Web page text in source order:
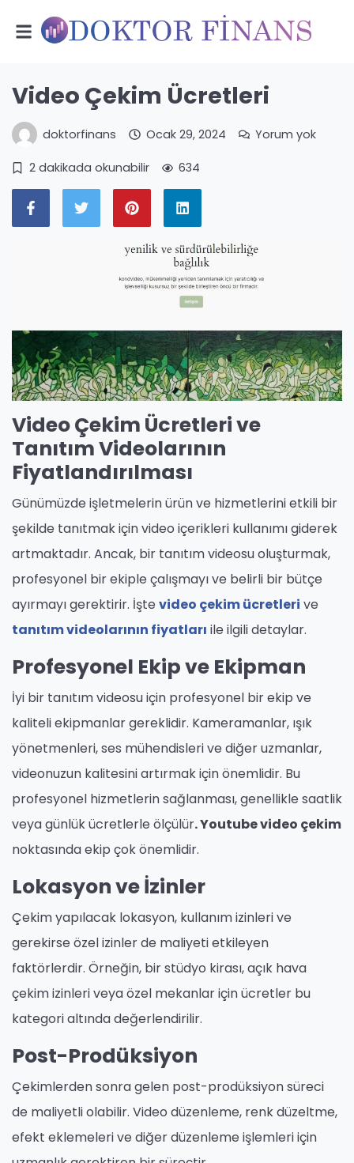
Video Çekim Ücretleri
doktorfinans Ocak 29, 2024 Yorum yok
2 dakikada okunabilir 634
Video Çekim Ücretleri ve
Tanıtım Videolarının
Fiyatlandırılması
Günümüzde işletmelerin ürün ve hizmetlerini etkili bir
şekilde tanıtmak için video içerikleri kullanımı giderek
artmaktadır. Ancak, bir tanıtım videosu oluşturmak,
profesyonel bir ekiple çalışmayı ve belirli bir bütçe
ayırmayı gerektirir. İşte video çekim ücretleri ve
tanıtım videolarının fiyatları ile ilgili detaylar.
Profesyonel Ekip ve Ekipman
İyi bir tanıtım videosu için profesyonel bir ekip ve
kaliteli ekipmanlar gereklidir. Kameramanlar, ışık
yönetmenleri, ses mühendisleri ve diğer uzmanlar,
videonuzun kalitesini artırmak için önemlidir. Bu
profesyonel hizmetlerin sağlanması, genellikle saatlik
veya günlük ücretlerle ölçülür. Youtube video çekim
noktasında ekip çok önemlidir.
Lokasyon ve İzinler
Çekim yapılacak lokasyon, kullanım izinleri ve
gerekirse özel izinler de maliyeti etkileyen
faktörlerdir. Örneğin, bir stüdyo kirası, açık hava
çekim izinleri veya özel mekanlar için ücretler bu
kategori altında değerlendirilir.
Post-Prodüksiyon
Çekimlerden sonra gelen post-prodüksiyon süreci
de maliyetli olabilir. Video düzenleme, renk düzeltme,
efekt eklemeleri ve diğer düzenleme işlemleri için